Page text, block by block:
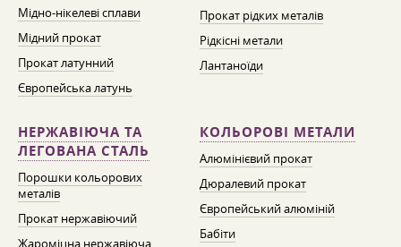
Мідно-нікелеві сплави
Мідний прокат
Прокат латунний
Європейська латунь
Прокат рідких металів
Рідкісні метали
Лантаноїди
НЕРЖАВІЮЧА ТА
ЛЕГОВАНА СТАЛЬ
Порошки кольорових
металів
Прокат нержавіючий
Жароміцна нержавіюча
КОЛЬОРОВІ МЕТАЛИ
Алюмінієвий прокат
Дюралевий прокат
Європейський алюміній
Бабіти